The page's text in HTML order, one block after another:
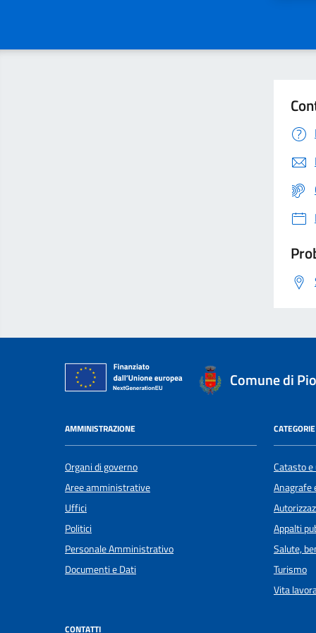
Comune di
AMMINISTRAZIONE
Organi di governo
Aree amministrative
Uffici
Politici
Personale Amministrativo
Documenti e Dati
Catasto
Anagrafe
Appalti
Salute,
Turismo
Vita
CONTATTI